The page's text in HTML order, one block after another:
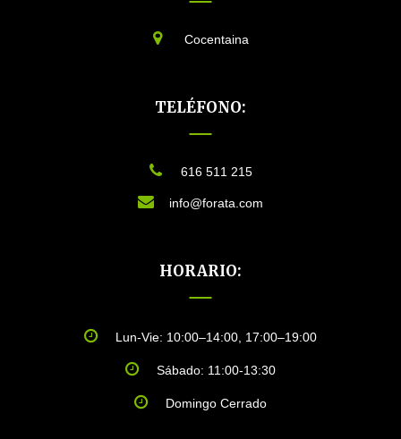
Cocentaina
TELÉFONO:
616 511 215
info@forata.com
HORARIO:
Lun-Vie: 10:00–14:00, 17:00–19:00
Sábado: 11:00-13:30
Domingo Cerrado